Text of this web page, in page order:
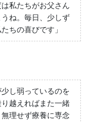
私たちがお父さん
ね。毎日、少しず
ちの喜びです」
し弱っているのを
越えればまた一緒
理せず療養に専念